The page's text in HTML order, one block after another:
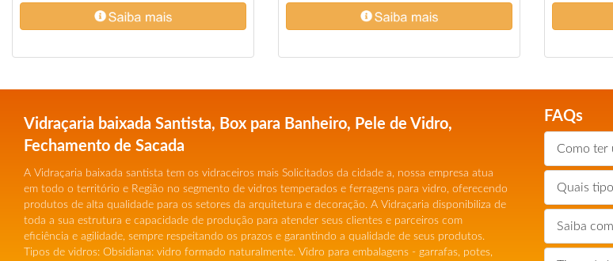
Vidraçaria baixada Santista, Box para Banheiro, Pele de Vidro,
Fechamento de Sacada
A Vidraçaria baixada santista tem os vidraceiros mais Solicitados da cidade a, nossa empresa atua
em todo o território e Região no segmento de vidros temperados e ferragens para vidro, oferecendo
produtos de alta qualidade para os setores da arquitetura e decoração. A Vidraçaria disponibiliza de
toda a sua estrutura e capacidade de produção para atender seus clientes e parceiros com
eficiência e agilidade, sempre respeitando os prazos e garantindo a qualidade de seus produtos.
Tipos de vidros: Obsidiana: vidro formado naturalmente. Vidro para embalagens - garrafas, potes,
FAQs
Como ter
Quais
Saiba